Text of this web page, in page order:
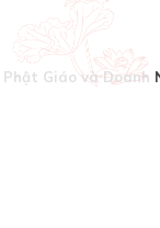
Phật Giáo và Doanh